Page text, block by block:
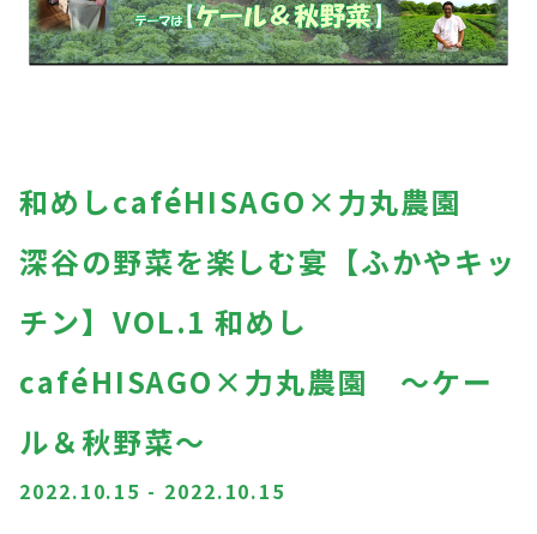
体験
レシピ集
和めしcaféHISAGO×力丸農園
深谷の野菜を楽しむ宴【ふかやキッ
チン】VOL.1 和めし
caféHISAGO×力丸農園 ～ケー
ル＆秋野菜～
2022.10.15 - 2022.10.15